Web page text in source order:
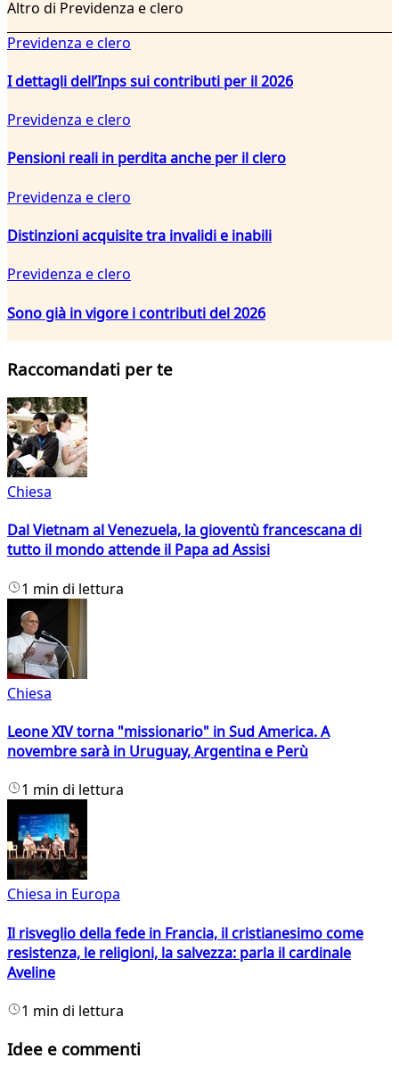
Altro di Previdenza e clero
Previdenza e clero
I dettagli dell’Inps sui contributi per il 2026
Previdenza e clero
Pensioni reali in perdita anche per il clero
Previdenza e clero
Distinzioni acquisite tra invalidi e inabili
Previdenza e clero
Sono già in vigore i contributi del 2026
Raccomandati per te
Chiesa
Dal Vietnam al Venezuela, la gioventù francescana di
tutto il mondo attende il Papa ad Assisi
1 min di lettura
Chiesa
Leone XIV torna "missionario" in Sud America. A
novembre sarà in Uruguay, Argentina e Perù
1 min di lettura
Chiesa in Europa
Il risveglio della fede in Francia, il cristianesimo come
resistenza, le religioni, la salvezza: parla il cardinale
Aveline
1 min di lettura
Idee e commenti